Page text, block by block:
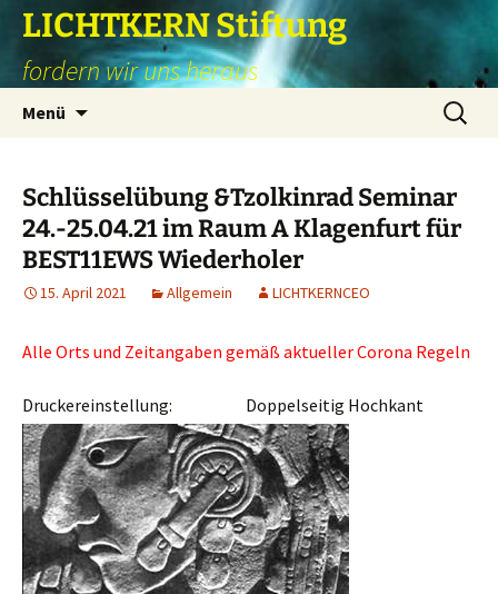
Zum
Inhalt
springen
LICHTKERN Stiftung
fordern wir uns heraus
Menü
Suchen
nach:
Schlüsselübung &Tzolkinrad Seminar
24.-25.04.21 im Raum A Klagenfurt für
BEST11EWS Wiederholer
15. April 2021 Allgemein LICHTKERNCEO
Alle Orts und Zeitangaben gemäß aktueller Corona Regeln
Druckereinstellung: Doppelseitig Hochkant